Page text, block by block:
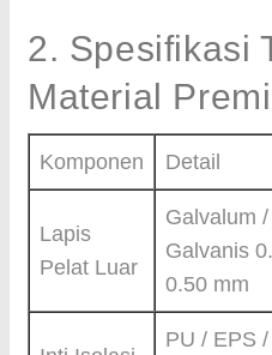
2. Spesifikasi
Material
Komponen Detail
Lapis
Pelat Luar
Galvalum /
Galvanis
0.50 mm
PU / EPS /